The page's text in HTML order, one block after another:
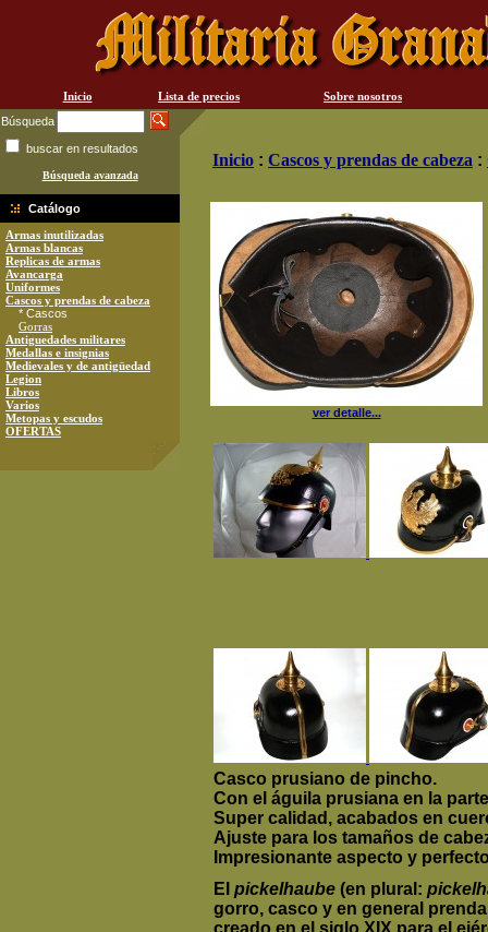
Inicio Lista de precios
Sobre nosotros
Búsqueda
buscar en resultados
Búsqueda avanzada
Catálogo
Armas inutilizadas
Armas blancas
Replicas de armas
Avancarga
Uniformes
Cascos y prendas de cabeza
* Cascos
Gorras
Antiguedades militares
Medallas e insignias
Medievales y de antigüedad
Legion
Libros
Varios
Metopas y escudos
OFERTAS
Inicio : Cascos y prendas de cabeza :
ver detalle...
Casco prusiano de pincho.
Con el águila prusiana en la
Super calidad , acabados en
Ajuste para los tamaños de
Impresionante aspecto y
El pickelhaube (en plural:
gorro, casco y en general
creado en el siglo XIX para el